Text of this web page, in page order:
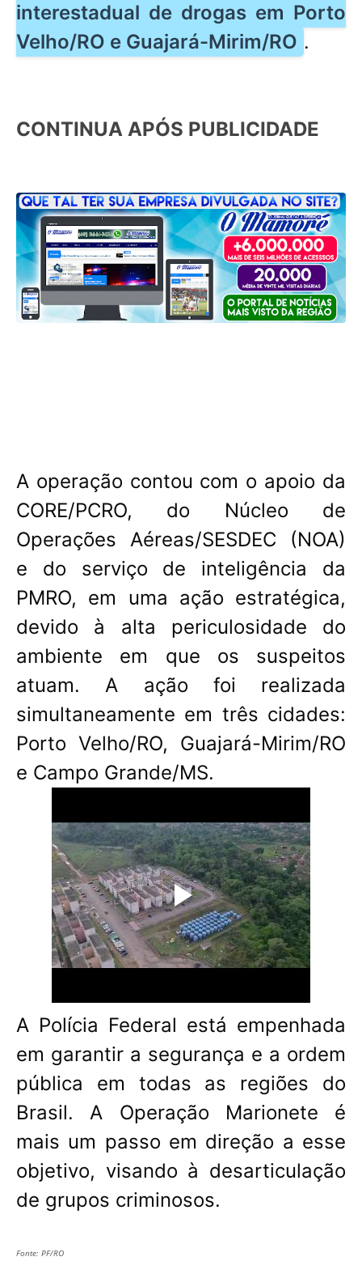
interestadual de drogas em Porto
Velho/RO e Guajará-Mirim/RO .
CONTINUA APÓS PUBLICIDADE
A operação contou com o apoio da
CORE/PCRO, do Núcleo de
Operações Aéreas/SESDEC (NOA)
e do serviço de inteligência da
PMRO, em uma ação estratégica,
devido à alta periculosidade do
ambiente em que os suspeitos
atuam. A ação foi realizada
simultaneamente em três cidades:
Porto Velho/RO, Guajará-Mirim/RO
e Campo Grande/MS.
A Polícia Federal está empenhada
em garantir a segurança e a ordem
pública em todas as regiões do
Brasil. A Operação Marionete é
mais um passo em direção a esse
objetivo, visando à desarticulação
de grupos criminosos.
Fonte: PF/RO